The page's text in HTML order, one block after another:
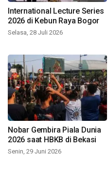
International Lecture Series
2026 di Kebun Raya Bogor
Selasa, 28 Juli 2026
Nobar Gembira Piala Dunia
2026 saat HBKB di Bekasi
Senin, 29 Juni 2026